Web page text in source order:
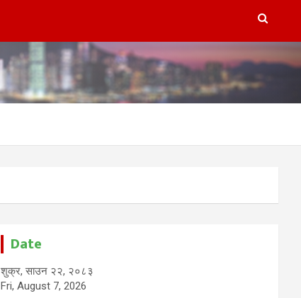
Date
शुक्र, साउन २२, २०८३
Fri, August 7, 2026